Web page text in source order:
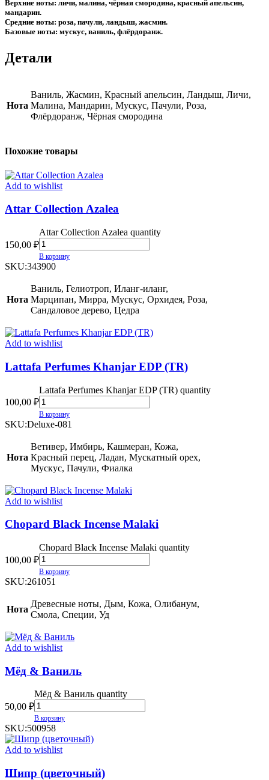
Верхние ноты: личи, малина, чёрная смородина, красный апельсин,
мандарин.
Средние ноты: роза, пачули, ландыш, жасмин.
Базовые ноты: мускус, ваниль, флёрдоранж.
Детали
Нота
Ваниль, Жасмин, Красный апельсин, Ландыш, Личи,
Малина, Мандарин, Мускус, Пачули, Роза,
Флёрдоранж, Чёрная смородина
Похожие товары
Add to wishlist
Attar Collection Azalea
150,00 ₽
Attar Collection Azalea quantity
В корзину
SKU:343900
Нота
Ваниль, Гелиотроп, Иланг-иланг,
Марципан, Мирра, Мускус, Орхидея, Роза,
Сандаловое дерево, Цедра
Add to wishlist
Lattafa Perfumes Khanjar EDP (TR)
100,00 ₽
Lattafa Perfumes Khanjar EDP (TR) quantity
В корзину
SKU:Deluxe-081
Нота
Ветивер, Имбирь, Кашмеран, Кожа,
Красный перец, Ладан, Мускатный орех,
Мускус, Пачули, Фиалка
Add to wishlist
Chopard Black Incense Malaki
100,00 ₽
Chopard Black Incense Malaki quantity
В корзину
SKU:261051
Нота
Древесные ноты, Дым, Кожа, Олибанум,
Смола, Специи, Уд
Add to wishlist
Мёд & Ваниль
50,00 ₽
Мёд & Ваниль quantity
В корзину
SKU:500958
Add to wishlist
Шипр (цветочный)